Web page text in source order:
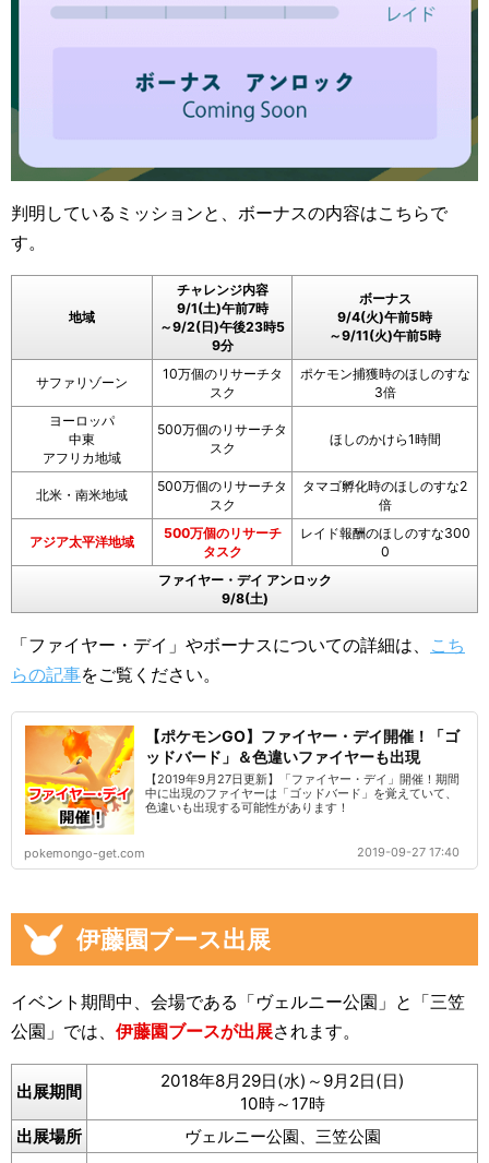
判明しているミッションと、ボーナスの内容はこちらで
す。
地域
チャレンジ内容
9/1(土)午前7時
～9/2(日)午後23時5
9分
ボーナス
9/4(火)午前5時
～9/11(火)午前5時
サファリゾーン
10万個のリサーチタ
スク
ポケモン捕獲時のほしのすな
3倍
ヨーロッパ
中東
アフリカ地域
500万個のリサーチタ
スク
ほしのかけら1時間
北米・南米地域
500万個のリサーチタ
スク
タマゴ孵化時のほしのすな2
倍
アジア太平洋地域
500万個のリサーチ
タスク
レイド報酬のほしのすな300
0
ファイヤー・デイ アンロック
9/8(土)
「ファイヤー・デイ」やボーナスについての詳細は、 こち
らの記事をご覧ください。
【ポケモンGO】ファイヤー・デイ開催！「ゴ
ッドバード」＆色違いファイヤーも出現
【2019年9月27日更新】「ファイヤー・デイ」開催！期間
中に出現のファイヤーは「ゴッドバード」を覚えていて、
色違いも出現する可能性があります！
pokemongo-get.com 2019-09-27 17:40
伊藤園ブース出展
イベント期間中、会場である「ヴェルニー公園」と「三笠
公園」では、 伊藤園ブースが出展されます。
出展期間
2018年8月29日(水)～9月2日(日)
10時～17時
出展場所
ヴェルニー公園、三笠公園